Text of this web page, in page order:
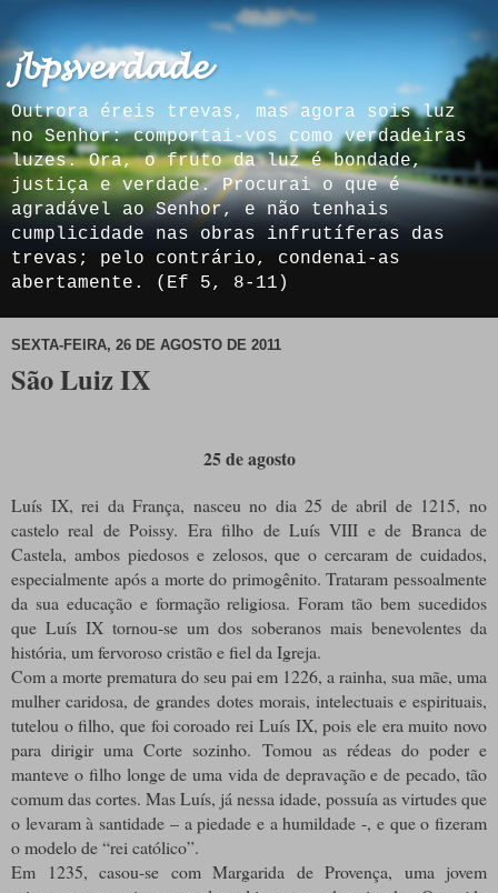
𝓳𝓫𝓹𝓼𝓿𝓮𝓻𝓭𝓪𝓭𝓮
Outrora éreis trevas, mas agora sois luz
no Senhor: comportai-vos como verdadeiras
luzes. Ora, o fruto da luz é bondade,
justiça e verdade. Procurai o que é
agradável ao Senhor, e não tenhais
cumplicidade nas obras infrutíferas das
trevas; pelo contrário, condenai-as
abertamente. (Ef 5, 8-11)
SEXTA-FEIRA, 26 DE AGOSTO DE 2011
São Luiz IX
25 de agosto
Luís IX, rei da França, nasceu no dia 25 de abril de 1215, no
castelo real de Poissy. Era filho de Luís VIII e de Branca de
Castela, ambos piedosos e zelosos, que o cercaram de cuidados,
especialmente após a morte do primogênito. Trataram pessoalmente
da sua educação e formação religiosa. Foram tão bem sucedidos
que Luís IX tornou-se um dos soberanos mais benevolentes da
história, um fervoroso cristão e fiel da Igreja.
Com a morte prematura do seu pai em 1226, a rainha, sua mãe, uma
mulher caridosa, de grandes dotes morais, intelectuais e espirituais,
tutelou o filho, que foi coroado rei Luís IX, pois ele era muito novo
para dirigir uma Corte sozinho. Tomou as rédeas do poder e
manteve o filho longe de uma vida de depravação e de pecado, tão
comum das cortes. Mas Luís, já nessa idade, possuía as virtudes que
o levaram à santidade – a piedade e a humildade -, e que o fizeram
o modelo de “rei católico”.
Em 1235, casou-se com Margarida de Provença, uma jovem